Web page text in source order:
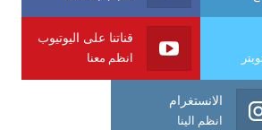
قناتنا على اليوتيوب
انظم معنا
الانستغرام
انظم الينا